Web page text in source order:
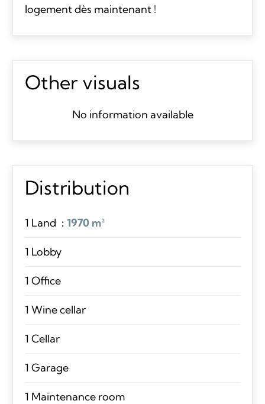
logement dès maintenant !
Other visuals
No information available
Distribution
1 Land 1970 m²
1 Lobby
1 Office
1 Wine cellar
1 Cellar
1 Garage
1 Maintenance room